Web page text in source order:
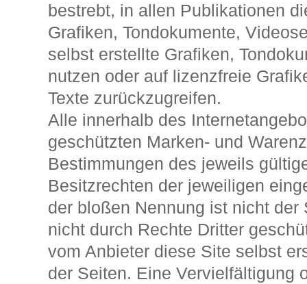
bestrebt, in allen Publikationen
Grafiken, Tondokumente,
selbst erstellte Grafiken,
nutzen oder auf lizenzfreie
Texte zurückzugreifen.
Alle innerhalb des
geschützten Marken- und
Bestimmungen des jeweils
Besitzrechten der jeweiligen
der bloßen Nennung ist nicht
nicht durch Rechte Dritter
vom Anbieter diese Site selbst
der Seiten. Eine Vervielfältigung